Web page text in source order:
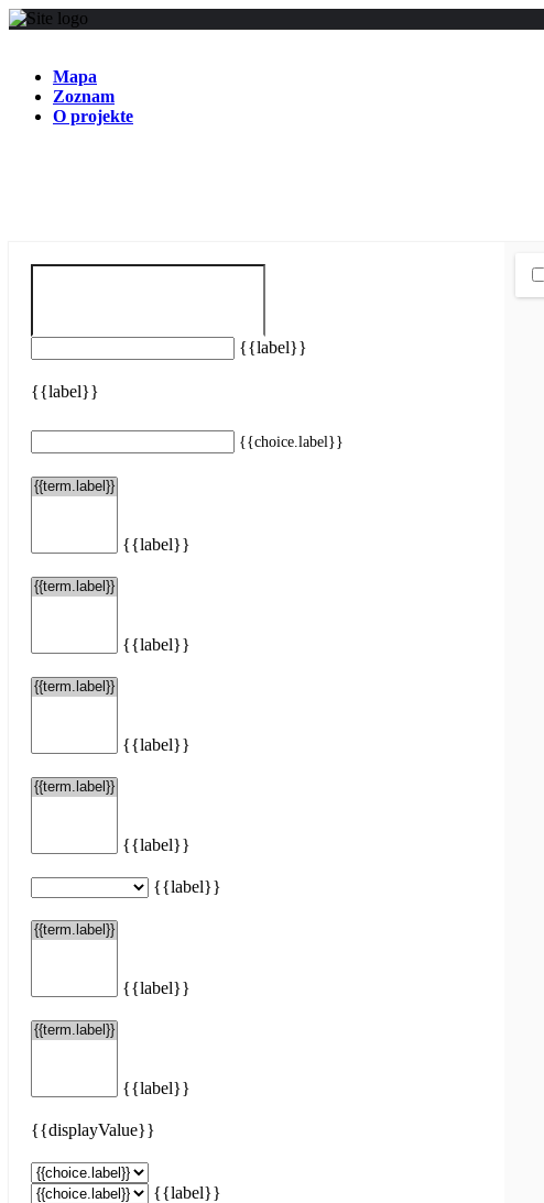
Mapa
Zoznam
O projekte
{{label}}
{{label}}
{{choice.label}}
{{label}}
{{label}}
{{label}}
{{label}}
{{label}}
{{label}}
{{label}}
{{displayValue}}
{{label}}